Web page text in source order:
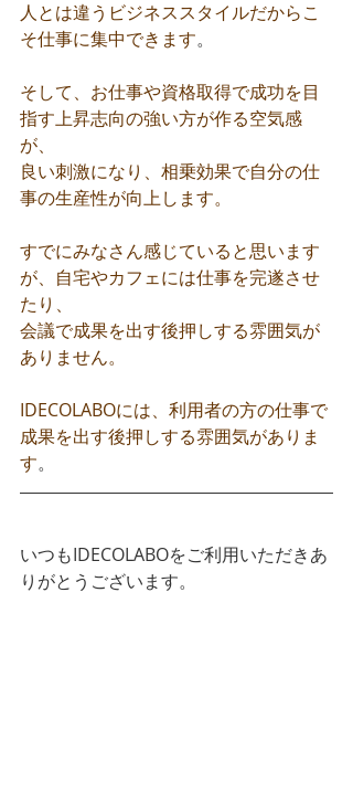
人とは違うビジネススタイルだからこ
そ仕事に集中できます。
そして、お仕事や資格取得で成功を目
指す上昇志向の強い方が作る空気感
が、
良い刺激になり、相乗効果で自分の仕
事の生産性が向上します。
すでにみなさん感じていると思います
が、自宅やカフェには仕事を完遂させ
たり、
会議で成果を出す後押しする雰囲気が
ありません。
IDECOLABOには、利用者の方の仕事で
成果を出す後押しする雰囲気がありま
す。
いつもIDECOLABOをご利用いただきあ
りがとうございます。